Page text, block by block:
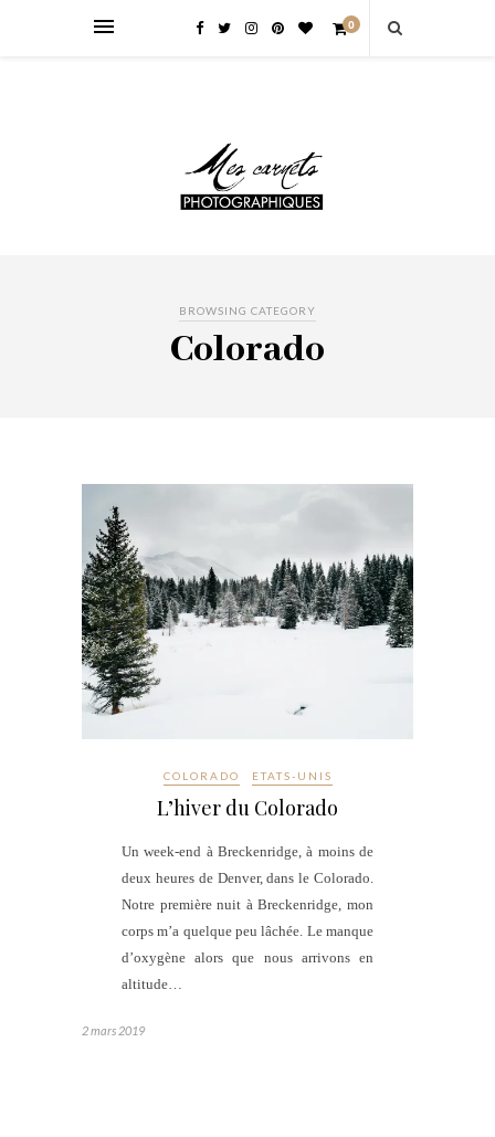
0
BROWSING CATEGORY
Colorado
COLORADO ETATS-UNIS
L’hiver du Colorado
Un week-end à Breckenridge, à moins de
deux heures de Denver, dans le Colorado.
Notre première nuit à Breckenridge, mon
corps m’a quelque peu lâchée. Le manque
d’oxygène alors que nous arrivons en
altitude…
2 mars 2019